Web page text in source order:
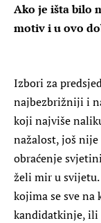
Ako je išta bilo
motiv i u ovo
Izbori za
najbezbrižniji i
koji najviše
nažalost, još
obraćenje
želi mir u
kojima se sve na
kandidatkinje, ili